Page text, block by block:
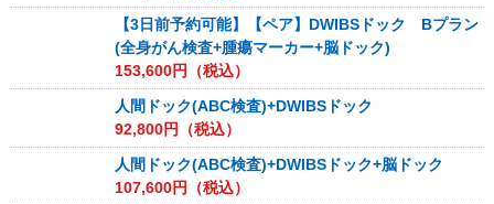
【3日前予約可能】【ペア】DWIBSドック Bプラン
(全身がん検査+腫瘍マーカー+脳ドック)
153,600円（税込）
人間ドック(ABC検査)+DWIBSドック
92,800円（税込）
人間ドック(ABC検査)+DWIBSドック+脳ドック
107,600円（税込）